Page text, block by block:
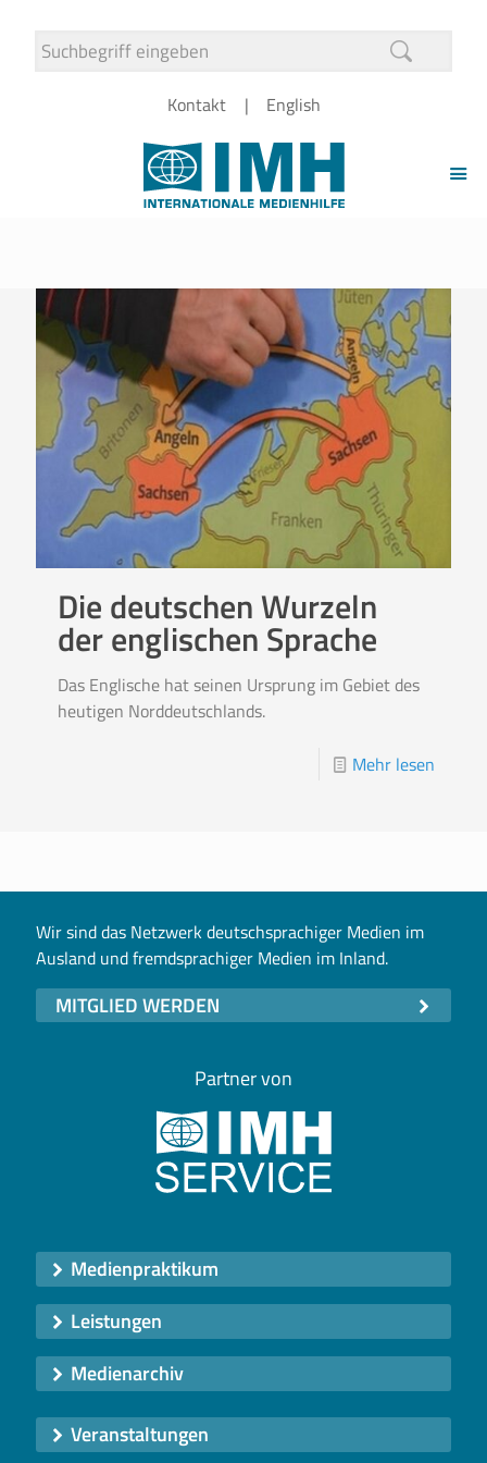
Kontakt English
Die deutschen Wurzeln
der englischen Sprache
Das Englische hat seinen Ursprung im Gebiet des
heutigen Norddeutschlands.
Mehr lesen
Wir sind das Netzwerk deutschsprachiger Medien im
Ausland und fremdsprachiger Medien im Inland.
MITGLIED WERDEN
Partner von
Medienpraktikum
Leistungen
Medienarchiv
Veranstaltungen